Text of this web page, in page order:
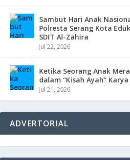
Sambut Hari Anak
Polresta Serang Kota
SDIT Al-Zahira
Jul 22, 2026
Ketika Seorang Anak
dalam “Kisah Ayah”
Jul 21, 2026
ADVERTORIAL